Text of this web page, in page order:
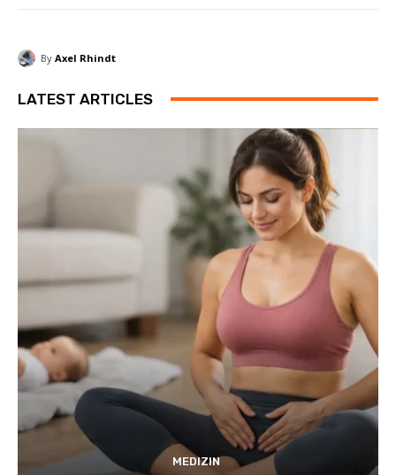
By Axel Rhindt
LATEST ARTICLES
MEDIZIN